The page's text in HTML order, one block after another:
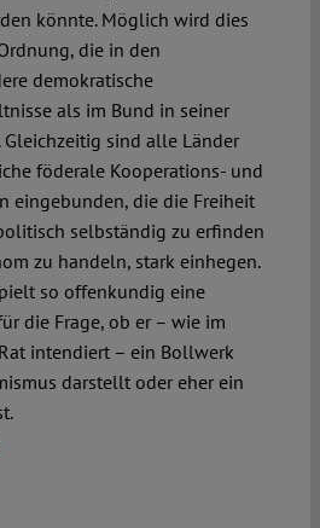
könnte. Möglich wird dies
die in den
demokratische
als im Bund in seiner
Gleichzeitig sind alle Länder
föderale Kooperations- und
eingebunden, die die Freiheit
selbständig zu erfinden
zu handeln, stark einhegen.
so offenkundig eine
die Frage, ob er – wie im
intendiert – ein Bollwerk
darstellt oder eher ein